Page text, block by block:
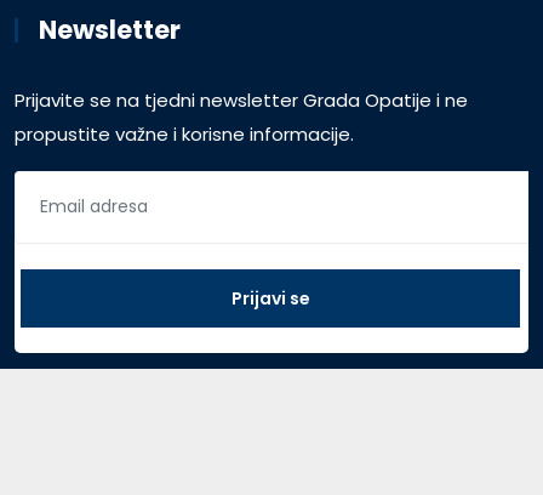
Newsletter
Prijavite se na tjedni newsletter Grada Opatije i ne
propustite važne i korisne informacije.